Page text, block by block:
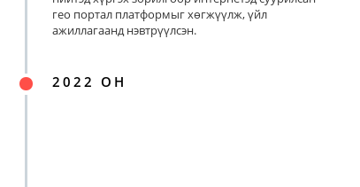
гео портал платформыг хөгжүүлж, үйл
ажиллагаанд нэвтрүүлсэн.
2022 ОН